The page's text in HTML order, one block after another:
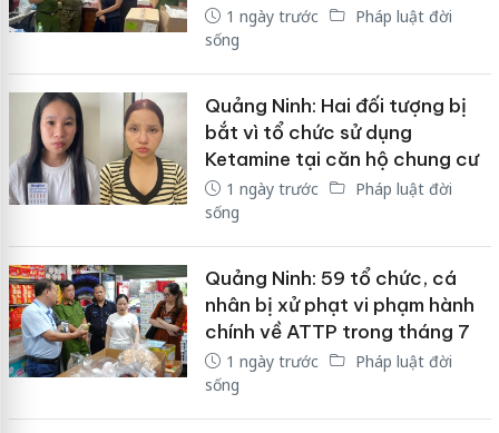
1 ngày trước
Pháp luật đời
sống
Quảng Ninh: Hai đối tượng bị
bắt vì tổ chức sử dụng
Ketamine tại căn hộ chung cư
1 ngày trước
Pháp luật đời
sống
Quảng Ninh: 59 tổ chức, cá
nhân bị xử phạt vi phạm hành
chính về ATTP trong tháng 7
1 ngày trước
Pháp luật đời
sống